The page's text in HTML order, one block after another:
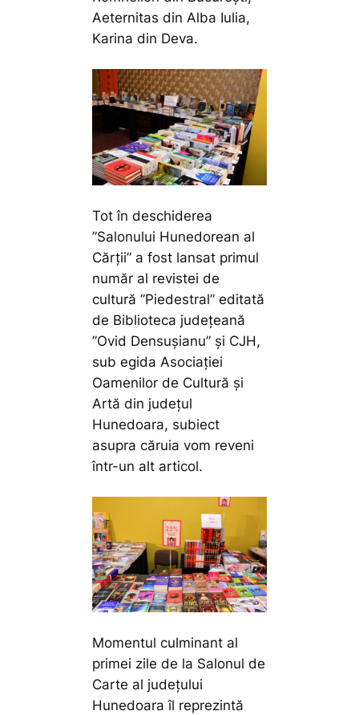
Aeternitas din Alba Iulia,
Karina din Deva.
Tot în deschiderea
”Salonului Hunedorean al
Cărții” a fost lansat primul
număr al revistei de
cultură ”Piedestral” editată
de Biblioteca județeană
”Ovid Densușianu” și CJH,
sub egida Asociației
Oamenilor de Cultură și
Artă din județul
Hunedoara, subiect
asupra căruia vom reveni
într-un alt articol.
Momentul culminant al
primei zile de la Salonul de
Carte al județului
Hunedoara îl reprezintă